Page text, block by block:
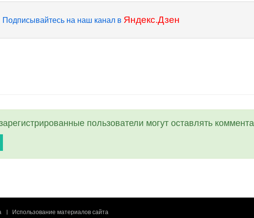
Подписывайтесь на наш канал в Яндекс.Дзен
пользователи могут оставлять
Использование материалов сайта